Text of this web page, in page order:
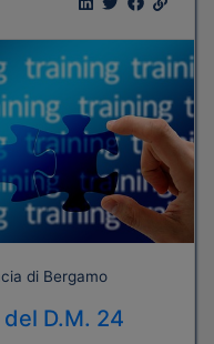
di Bergamo
D.M. 24